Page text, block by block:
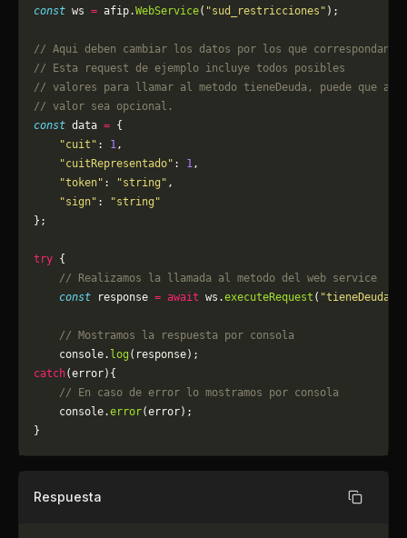
const ws = afip.WebService( "sud_restricciones" );
// Aqui deben cambiar los datos por los que correspondan.
// Esta request de ejemplo incluye todos posibles
// valores para llamar al metodo tieneDeuda, puede que
// valor sea opcional.
const data = {
    "cuit"
: 1,
    "cuitRepresentado"
: 1,
    "token"
: "string" ,
    "sign"
:
"string"
};
try {
    // Realizamos la llamada al metodo del web service
    const
response = await ws.executeRequest ( "tieneDeuda"
    // Mostramos la respuesta por consola
    console.
log (response);
catch(error){
    // En caso de error lo mostramos por consola
	console.
error(error);
}
Respuesta Copiar